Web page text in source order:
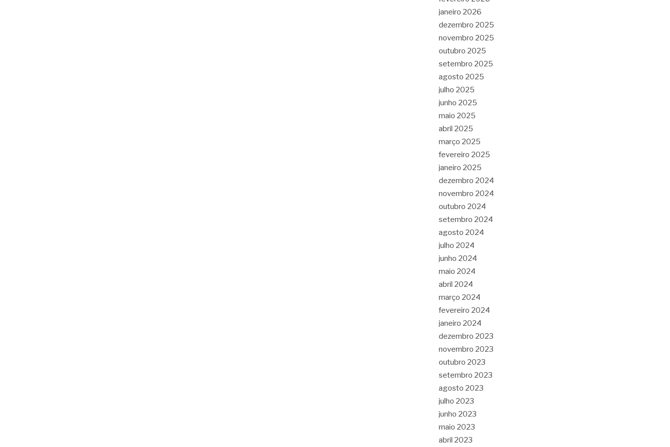
janeiro 2026
dezembro 2025
novembro 2025
outubro 2025
setembro 2025
agosto 2025
julho 2025
junho 2025
maio 2025
abril 2025
março 2025
fevereiro 2025
janeiro 2025
dezembro 2024
novembro 2024
outubro 2024
setembro 2024
agosto 2024
julho 2024
junho 2024
maio 2024
abril 2024
março 2024
fevereiro 2024
janeiro 2024
dezembro 2023
novembro 2023
outubro 2023
setembro 2023
agosto 2023
julho 2023
junho 2023
maio 2023
abril 2023